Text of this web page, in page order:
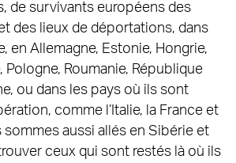
de survivants européens des
des lieux de déportations, dans
en Allemagne, Estonie, Hongrie,
Pologne, Roumanie, République
ou dans les pays où ils sont
comme l’Italie, la France et
sommes aussi allés en Sibérie et
ceux qui sont restés là où ils